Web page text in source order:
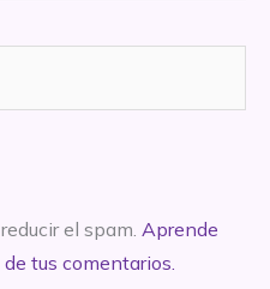
el spam. Aprende
tus comentarios.